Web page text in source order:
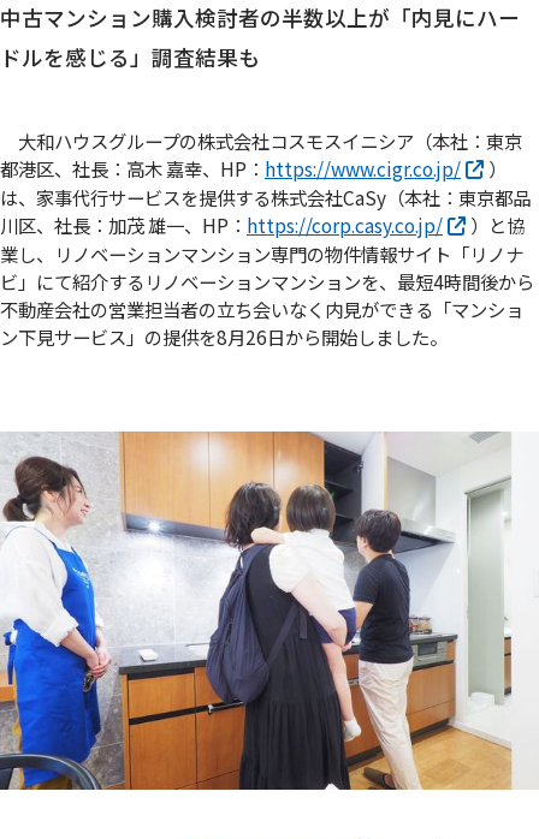
中古マンション購入検討者の半数以上が「内見にハー
ドルを感じる」調査結果も
大和ハウスグループの株式会社コスモスイニシア（本社：東京
都港区、社長：高木 嘉幸、HP： https://www.cigr.co.jp/
）
は、家事代行サービスを提供する株式会社CaSy（本社：東京都品
川区、社長：加茂 雄一、HP： https://corp.casy.co.jp/
）と協
業し、リノベーションマンション専門の物件情報サイト「リノナ
ビ」にて紹介するリノベーションマンションを、最短4時間後から
不動産会社の営業担当者の立ち会いなく内見ができる「マンショ
ン下見サービス」の提供を8月26日から開始しました。